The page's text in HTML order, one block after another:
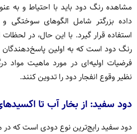
مشاهده رنگ دود باید با احتیاط و به
داده بزرگتر شامل الگوهای سوختگی و
استفاده قرار گیرد. با این حال، در
رنگ دود است که به اولین پاسخ‌دهندگان
فرضیات اولیه‌ای در مورد ماهیت مواد
نظیر وقوع انفجار دود را تدوین کنند.
دود سفید: از بخار آب تا
دود سفید رایج‌ترین نوع دودی است که در